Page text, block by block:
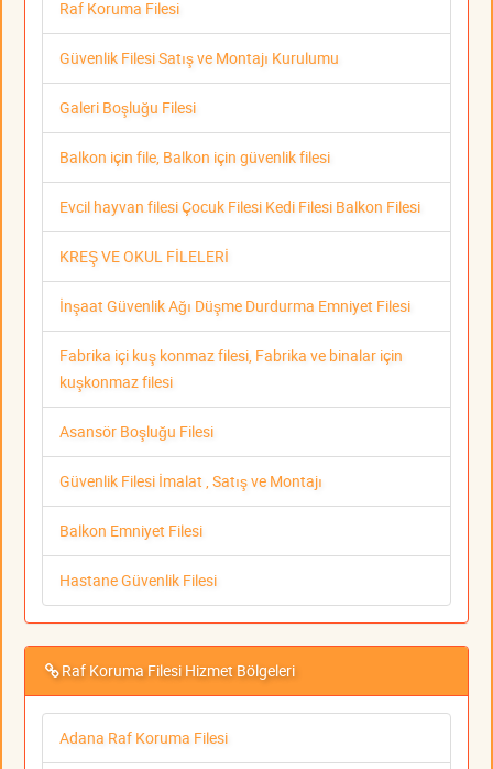
Raf Koruma Filesi
Güvenlik Filesi Satış ve Montajı Kurulumu
Galeri Boşluğu Filesi
Balkon için file, Balkon için güvenlik filesi
Evcil hayvan filesi Çocuk Filesi Kedi Filesi Balkon Filesi
KREŞ VE OKUL FİLELERİ
İnşaat Güvenlik Ağı Düşme Durdurma Emniyet Filesi
Fabrika içi kuş konmaz filesi, Fabrika ve binalar için
kuşkonmaz filesi
Asansör Boşluğu Filesi
Güvenlik Filesi İmalat , Satış ve Montajı
Balkon Emniyet Filesi
Hastane Güvenlik Filesi
Raf Koruma Filesi Hizmet Bölgeleri
Adana Raf Koruma Filesi